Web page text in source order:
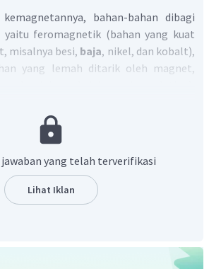
bahan-bahan dibagi
yaitu feromagnetik (bahan yang kuat
misalnya besi, baja, nikel, dan kobalt),
yang lemah ditarik oleh magnet,
perunggu, baja lebih kuat ditarik
pada tumpukan jarum tersebut
6 perunggu
jawaban yang telah terverifikasi
Lihat Iklan